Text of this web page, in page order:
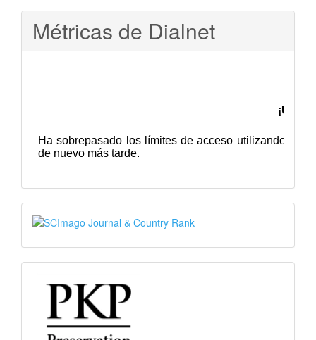
Métricas de Dialnet
SJR
PKP